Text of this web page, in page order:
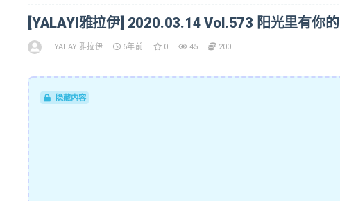
[YALAYI雅拉伊] 2020.03.14 Vol.573 阳光里有你
YALAYI雅拉伊 6年前 0 45 200
隐藏内容